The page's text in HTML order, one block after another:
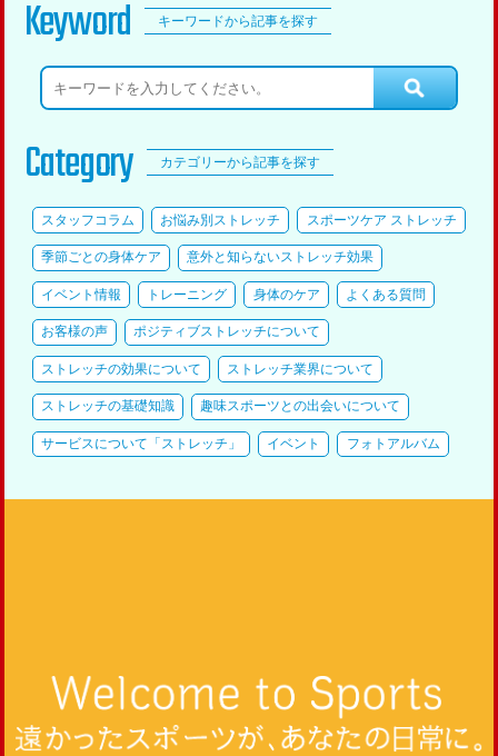
Keyword キーワードから記事を探す
Category カテゴリーから記事を探す
スタッフコラム お悩み別ストレッチ スポーツケア ストレッチ
季節ごとの身体ケア 意外と知らないストレッチ効果
イベント情報 トレーニング 身体のケア よくある質問
お客様の声 ポジティブストレッチについて
ストレッチの効果について ストレッチ業界について
ストレッチの基礎知識 趣味スポーツとの出会いについて
サービスについて「ストレッチ」 イベント フォトアルバム